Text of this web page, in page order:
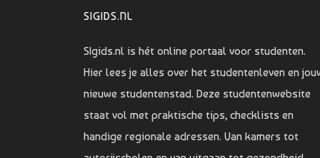
SIGIDS.NL
SIgids.nl is hét online portaal voor studenten.
Hier lees je alles over het studentenleven en
nieuwe studentenstad. Deze studentenwebsite
staat vol met praktische tips, checklists en
handige regionale adressen. Van kamers tot